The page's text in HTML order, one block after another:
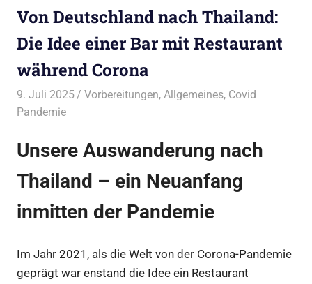
Von Deutschland nach Thailand:
Die Idee einer Bar mit Restaurant
während Corona
9. Juli 2025 Bruno Müller
Vorbereitungen, Allgemeines, Covid
Pandemie
Unsere Auswanderung nach
Thailand – ein Neuanfang
inmitten der Pandemie
Im Jahr 2021, als die Welt von der Corona-Pandemie
geprägt war enstand die Idee ein Restaurant